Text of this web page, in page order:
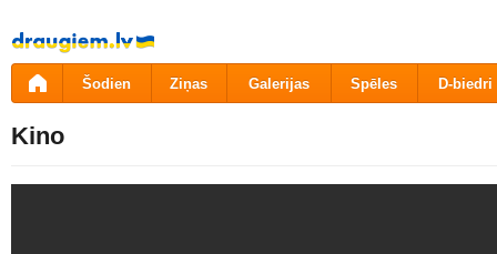
Pāriet
uz
saturu
Šodien Ziņas Galerijas Spēles D-biedri
Kino